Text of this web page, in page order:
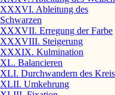
XXXVI. Ableitung des
Schwarzen
XXXVII. Erregung der Farbe
XXXVIII. Steigerung
XXXIX. Kulmination
XL. Balancieren
XLI. Durchwandern des
XLII. Umkehrung